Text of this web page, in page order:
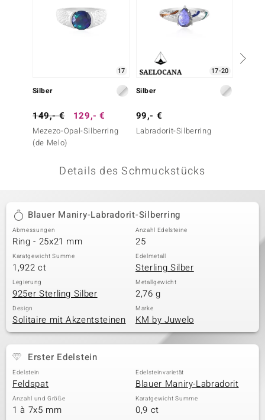
BY DE MELO
Classics
17
Silber
149,- € 129,- €
Mezezo-Opal-Silberring
(de Melo)
17-20
Silber
99,- €
Labradorit-Silberring
Details des Schmuckstücks
Blauer Maniry-Labradorit-Silberring
Abmessungen
Ring - 25x21 mm
Anzahl Edelsteine
25
Karatgewicht Summe
1,922 ct
Edelmetall
Sterling Silber
Legierung
925er Sterling Silber
Metallgewicht
2,76 g
Design
Solitaire mit Akzentsteinen
Marke
KM by Juwelo
Erster Edelstein
Edelstein
Feldspat
Edelsteinvarietät
Blauer Maniry-Labradorit
Anzahl und Größe
1 à 7x5 mm
Karatgewicht Summe
0,9 ct